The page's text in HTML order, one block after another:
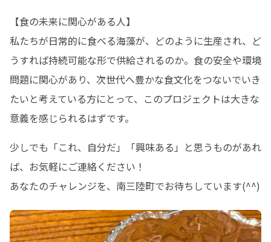
【食の未来に関心がある人】
私たちが日常的に食べる海藻が、どのように生産され、ど
うすれば持続可能な形で供給されるのか。食の安全や環境
問題に関心があり、次世代へ豊かな食文化をつないでいき
たいと考えている方にとって、このプロジェクトは大きな
意義を感じられるはずです。
少しでも「これ、自分だ」「興味ある」と思うものがあれ
ば、お気軽にご連絡ください！
あなたのチャレンジを、南三陸町でお待ちしています(^^)